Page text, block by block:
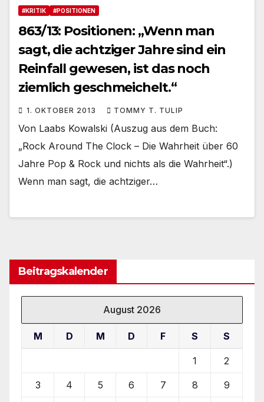
#KRITIK #POSITIONEN
863/13: Positionen: „Wenn man
sagt, die achtziger Jahre sind ein
Reinfall gewesen, ist das noch
ziemlich geschmeichelt.“
1. OKTOBER 2013 TOMMY T. TULIP
Von Laabs Kowalski (Auszug aus dem Buch:
„Rock Around The Clock – Die Wahrheit über 60
Jahre Pop & Rock und nichts als die Wahrheit“.)
Wenn man sagt, die achtziger…
Beitragskalender
August 2026
M D M D F S S
1 2
3 4 5 6 7 8 9